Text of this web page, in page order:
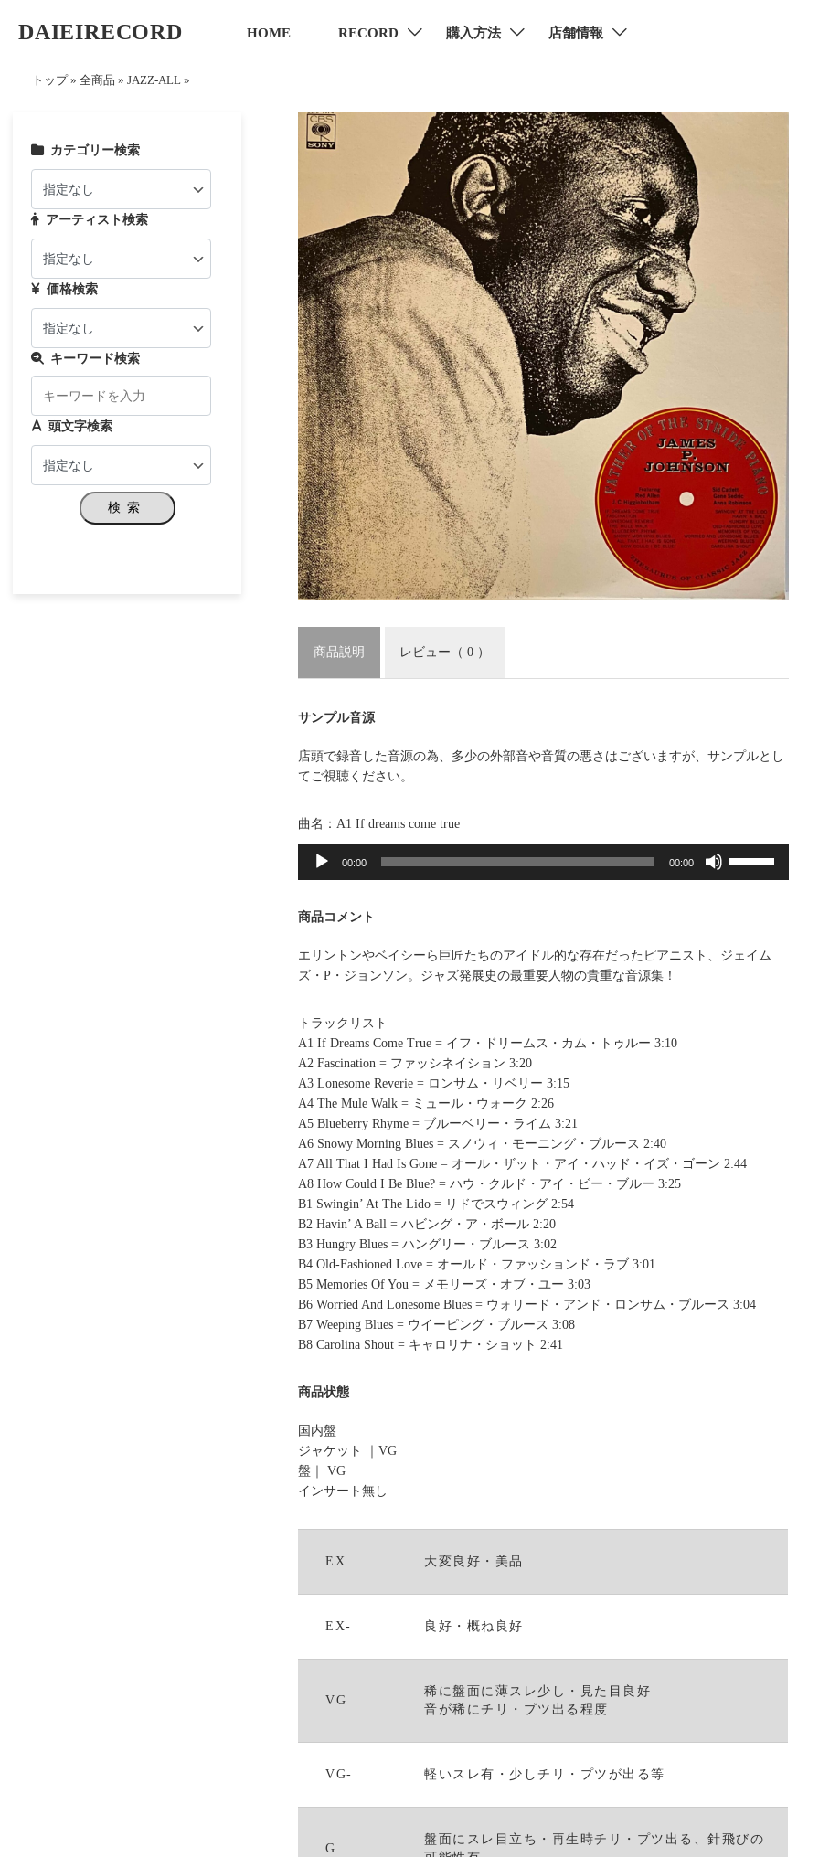
DAIEIRECORD HOME RECORD 購入方法 店舗情報
トップ » 全商品 » JAZZ-ALL »
商品説明 レビュー （ 0 ）
サンプル音源
店頭で録音した音源の為、多少の外部音や音質の悪さはございますが、サンプルとし
てご視聴ください。
曲名：A1 If dreams come true
音
プ
ー
ー
00:00 00:00
調
商品コメント
エリントンやベイシーら巨匠たちのアイドル的な存在だったピアニスト、ジェイム
ズ・P・ジョンソン。ジャズ発展史の最重要人物の貴重な音源集！
トラックリスト
A1 If Dreams Come True = イフ・ドリームス・カム・トゥルー 3:10
A2 Fascination = ファッシネイション 3:20
A3 Lonesome Reverie = ロンサム・リベリー 3:15
A4 The Mule Walk = ミュール・ウォーク 2:26
A5 Blueberry Rhyme = ブルーベリー・ライム 3:21
A6 Snowy Morning Blues = スノウィ・モーニング・ブルース 2:40
A7 All That I Had Is Gone = オール・ザット・アイ・ハッド・イズ・ゴーン 2:44
A8 How Could I Be Blue? = ハウ・クルド・アイ・ビー・ブルー 3:25
B1 Swingin’ At The Lido = リドでスウィング 2:54
B2 Havin’ A Ball = ハビング・ア・ボール 2:20
B3 Hungry Blues = ハングリー・ブルース 3:02
B4 Old-Fashioned Love = オールド・ファッションド・ラブ 3:01
B5 Memories Of You = メモリーズ・オブ・ユー 3:03
B6 Worried And Lonesome Blues = ウォリード・アンド・ロンサム・ブルース 3:04
B7 Weeping Blues = ウイーピング・ブルース 3:08
B8 Carolina Shout = キャロリナ・ショット 2:41
商品状態
国内盤
ジャケット ｜VG
盤｜ VG
インサート無し
EX 大変良好・美品
EX- 良好・概ね良好
VG
稀に盤面に薄スレ少し・見た目良好
音が稀にチリ・プツ出る程度
VG- 軽いスレ有・少しチリ・プツが出る等
G
盤面にスレ目立ち・再生時チリ・プツ出る、針飛びの
カテゴリー検索
アーティスト検索
価格検索
キーワード検索
頭文字検索
検索